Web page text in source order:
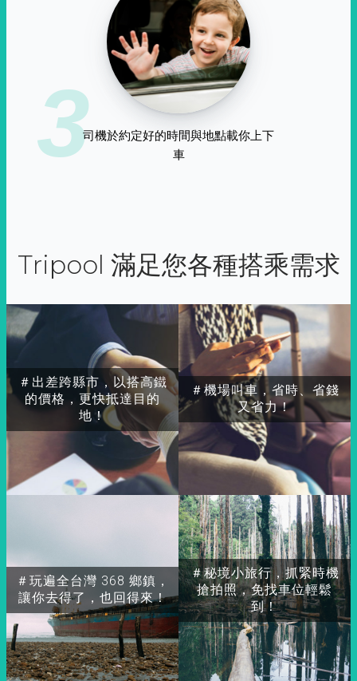
3司機於約定好的時間與地點載你上下
車
Tripool 滿足您各種搭乘需求
＃出差跨縣市，以搭高鐵
的價格，更快抵達目的
地！
＃玩遍全台灣 368 鄉鎮，
讓你去得了，也回得來！
＃秘境小旅行，抓緊時機
搶拍照，免找車位輕鬆
到！
＃機場叫車，省時、省錢
又省力！